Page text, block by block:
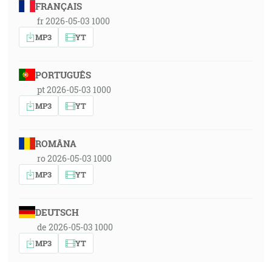
FRANÇAIS
fr 2026-05-03 1000
MP3 YT
PORTUGUÊS
pt 2026-05-03 1000
MP3 YT
ROMÂNA
ro 2026-05-03 1000
MP3 YT
DEUTSCH
de 2026-05-03 1000
MP3 YT